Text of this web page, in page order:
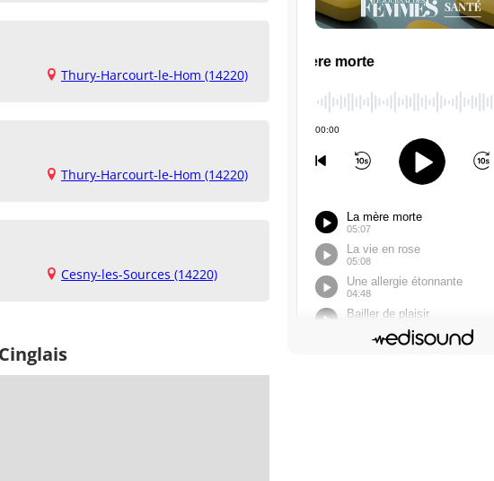
Thury-Harcourt-le-Hom (14220)
Thury-Harcourt-le-Hom (14220)
Cesny-les-Sources (14220)